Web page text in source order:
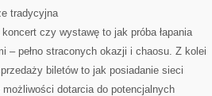
tradycyjna
czy wystawę to jak próba łapania
– pełno straconych okazji i chaosu. Z kolei
biletów to jak posiadanie sieci
dotarcia do potencjalnych